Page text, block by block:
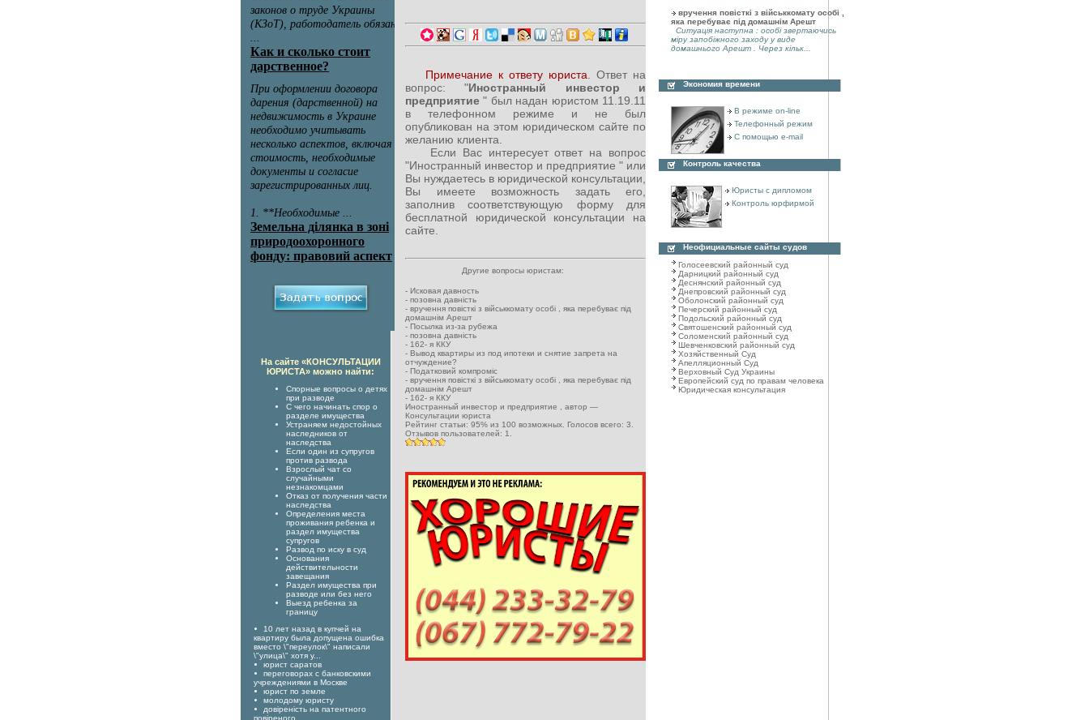
Примечание к ответу юриста. Ответ на
вопрос: "Иностранный инвестор и
предприятие" был надан юристом 11.19.11
в телефонном режиме и не был
опубликован на этом юридическом сайте по
желанию клиента.
Если Вас интересует ответ на вопрос
"Иностранный инвестор и предприятие " или
Вы нуждаетесь в юридической консультации,
Вы имеете возможность задать его,
заполнив соответствующую форму для
бесплатной юридической консультации на
сайте.
Другие вопросы юристам:
- Исковая давность
- позовна давність
- вручення повісткі з військкомату особі , яка перебуває під
домашнім Арешт
- Посылка из-за рубежа
- позовна давність
- 162- я ККУ
- Вывод квартиры из под ипотеки и снятие запрета на
отчуждение?
- Податковий компроміс
- вручення повісткі з військкомату особі , яка перебуває під
домашнім Арешт
- 162- я ККУ
Иностранный инвестор и предприятие , автор —
Консультации юриста
Рейтинг статьи: 95% из 100 возможных. Голосов всего: 3.
Отзывов пользователей: 1.
вручення повісткі з військкомату особі ,
яка перебуває під домашнім Арешт
Ситуація наступна : особі звертаючись
міру запобіжного заходу у виде
домашнього Арешт . Через кільк...
Экономия времени
В режиме on-line
Телефонный режим
С помощью e-mail
Контроль качества
Юристы с дипломом
Контроль юрфирмой
Неофициальные сайты судов
Голосеевский районный cуд
Дарницкий районный cуд
Деснянский районный cуд
Днепровский районный cуд
Оболонский районный суд
Печерский районный cуд
Подольский районный cуд
Святошенский районный cуд
Соломенский районный cуд
Шевченковский районный cуд
Хозяйственный Суд
Апелляционный Суд
Верховный Суд Украины
Европейский суд по правам человека
Юридическая консультация
На сайте «КОНСУЛЬТАЦИИ
ЮРИСТА» можно найти:
Спорные вопросы о детях
при разводе
С чего начинать спор о
разделе имущества
Устраняем недостойных
наследников от
наследства
Если один из супругов
против развода
Взрослый чат со
случайными
незнакомцами
Отказ от получения части
наследства
Определения места
проживания ребенка и
раздел имущества
супругов
Развод по иску в суд
Основания
действительности
завещания
Раздел имущества при
разводе или без него
Выезд ребенка за
границу
10 лет назад в купчей на
квартиру была допущена ошибка
вместо \"переулок\" написали
\"улица\" хотя у...
юрист саратов
переговорах с банковскими
учреждениями в Москве
юрист по земле
молодому юристу
довіреність на патентного
повіреного